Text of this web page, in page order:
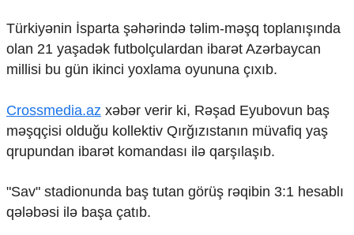
Araşdırma
Multimedia
Foto
Podcast
Humanitar
Mədəniyyət
Diaspor
Türkiyənin İsparta şəhərində təlim-məşq toplanışında
olan 21 yaşadək futbolçulardan ibarət Azərbaycan
millisi bu gün ikinci yoxlama oyununa çıxıb.
Crossmedia.az xəbər verir ki, Rəşad Eyubovun baş
məşqçisi olduğu kollektiv Qırğızıstanın müvafiq yaş
qrupundan ibarət komandası ilə qarşılaşıb.
"Sav" stadionunda baş tutan görüş rəqibin 3:1 hesablı
qələbəsi ilə başa çatıb.